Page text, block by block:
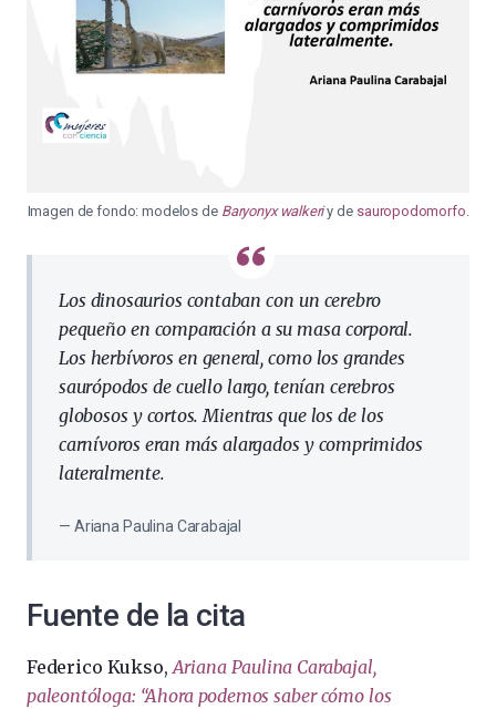
Imagen de fondo: modelos de Baryonyx walkeriy de sauropodomorfo.
Los dinosaurios contaban con un cerebro
pequeño en comparación a su masa corporal.
Los herbívoros en general, como los grandes
saurópodos de cuello largo, tenían cerebros
globosos y cortos. Mientras que los de los
carnívoros eran más alargados y comprimidos
lateralmente.​
Ariana Paulina Carabajal
Fuente de la cita
Federico Kukso,Ariana Paulina Carabajal,
paleontóloga: “Ahora podemos saber cómo los